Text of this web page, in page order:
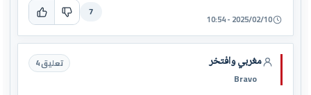
2025/02/10 - 10:54
7
مغربي وافتخر
Bravo
تعليق 4